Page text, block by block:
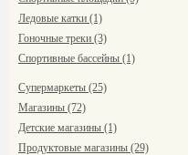
Ледовые катки (1)
Гоночные треки (3)
Спортивные бассейны (1)
Супермаркеты (25)
Магазины (72)
Детские магазины (1)
Продуктовые магазины (29)